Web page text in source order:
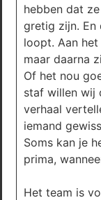
hebben dat
gretig zijn. En
loopt. Aan
maar daarna
Of het nou
staf willen wij
verhaal
iemand
Soms kan je
prima,
Het team is